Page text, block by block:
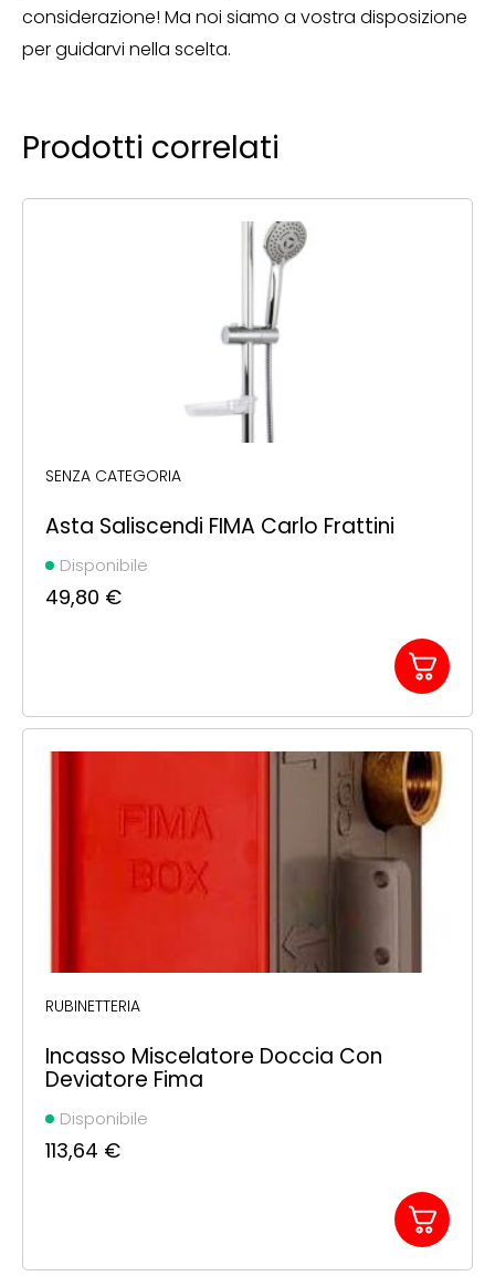
considerazione! Ma noi siamo a vostra disposizione
per guidarvi nella scelta.
Prodotti correlati
SENZA CATEGORIA
Asta Saliscendi FIMA Carlo Frattini
Disponibile
49,80 €
RUBINETTERIA
Incasso Miscelatore Doccia Con
Deviatore Fima
Disponibile
113,64 €